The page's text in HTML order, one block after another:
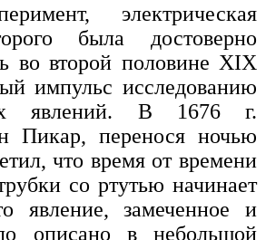
электрическая
была достоверно
во второй половине XIX
импульс исследованию
явлений. В 1676 г.
Пикар, перенося ночью
что время от времени
со ртутью начинает
явление, замеченное и
описано в небольшой